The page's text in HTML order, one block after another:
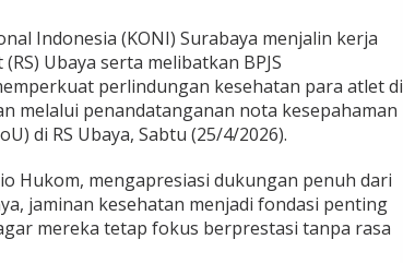
Indonesia (KONI) Surabaya menjalin kerja
Ubaya serta melibatkan BPJS
perlindungan kesehatan para atlet di
melalui penandatanganan nota kesepahaman
di RS Ubaya, Sabtu (25/4/2026).
Hukom, mengapresiasi dukungan penuh dari
jaminan kesehatan menjadi fondasi penting
mereka tetap fokus berprestasi tanpa rasa